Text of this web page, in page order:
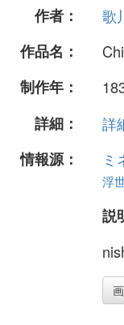
作者：
歌
作品名：
制作年：
詳細：
詳
情報源：
ミ
浮
説